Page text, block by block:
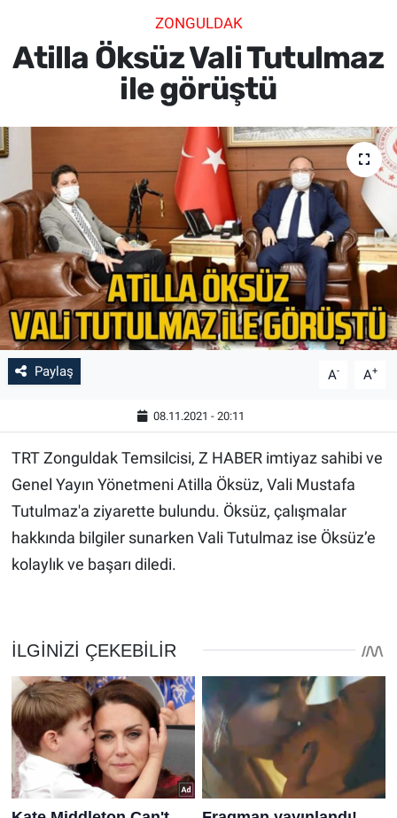
ZONGULDAK
Atilla Öksüz Vali Tutulmaz
ile görüştü
Paylaş A- A+
08.11.2021 - 20:11
TRT Zonguldak Temsilcisi, Z HABER imtiyaz sahibi ve
Genel Yayın Yönetmeni Atilla Öksüz, Vali Mustafa
Tutulmaz'a ziyarette bulundu. Öksüz, çalışmalar
hakkında bilgiler sunarken Vali Tutulmaz ise Öksüz’e
kolaylık ve başarı diledi.
SAĞLIK